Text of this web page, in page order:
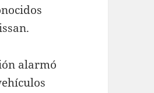
alarmó